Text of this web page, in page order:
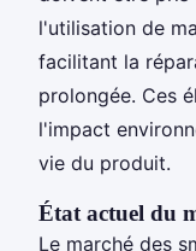
l'utilisation de
facilitant la
prolongée. Ces
l'impact
vie du produit.
État actuel du
Le marché des